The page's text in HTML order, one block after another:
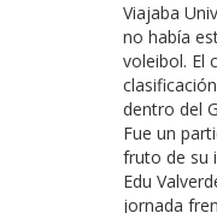
Viajaba
no había
voleibol. El
dentro del
Fue un
fruto de su
Edu
jornada